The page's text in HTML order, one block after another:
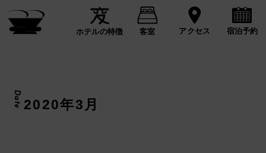
ホテルの特徴 客室 アクセス 宿泊予約
Date 2020年3月